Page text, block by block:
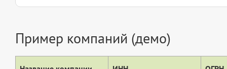
Пример компаний (демо)